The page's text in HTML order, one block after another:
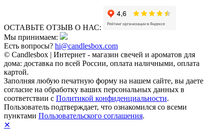
ОСТАВЬТЕ ОТЗЫВ О НАС:
Мы принимаем:
Есть вопросы? hi@candlesbox.com
© Candlesbox | Интернет - магазин свечей и ароматов для
дома: доставка по всей России, оплата наличными, оплата
картой.
Заполняя любую печатную форму на нашем сайте, вы даете
согласие на обработку ваших персональных данных в
соответствии с Политикой конфиденциальности.
Пользователь подтверждает, что ознакомился со всеми
пунктами Пользовательского соглашения.
✕